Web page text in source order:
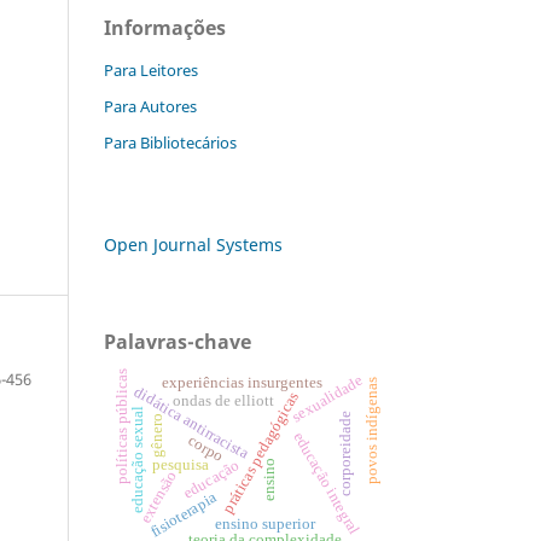
456
Informações
Para Leitores
Para Autores
Para Bibliotecários
Open Journal Systems
Palavras-chave
educação
corpo
ensino
pesquisa
extensão práticas pedagógicas
didática antirracista
experiências insurgentes
educação integral
políticas públicas
ensino superior
fisioterapia
educação sexualgênero
sexualidade
corporeidade
ondas de elliott povos indígenas